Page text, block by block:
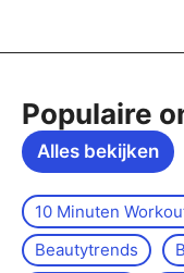
Populaire
Alles bekijken
10 Minuten
Beautytrends